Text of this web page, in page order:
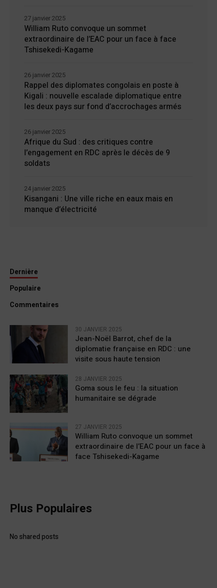
William Ruto convoque un sommet
extraordinaire de l’EAC pour un face à face
Tshisekedi-Kagame
27 janvier 2025
Rappel des diplomates congolais en poste à
Kigali : nouvelle escalade diplomatique entre
les deux pays sur fond d’accrochages armés
26 janvier 2025
Afrique du Sud : des critiques contre
l’engagement en RDC après le décès de 9
soldats
26 janvier 2025
Kisangani : Une ville riche en eaux mais en
manque d’électricité
24 janvier 2025
Dernière
Populaire
Commentaires
30 JANVIER 2025
Jean-Noël Barrot, chef de la
diplomatie française en RDC : une
visite sous haute tension
28 JANVIER 2025
Goma sous le feu : la situation
humanitaire se dégrade
27 JANVIER 2025
William Ruto convoque un sommet
extraordinaire de l’EAC pour un face à
face Tshisekedi-Kagame
Plus Populaires
No shared posts